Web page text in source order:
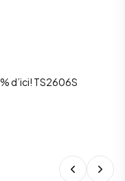
d’ici! TS2606S